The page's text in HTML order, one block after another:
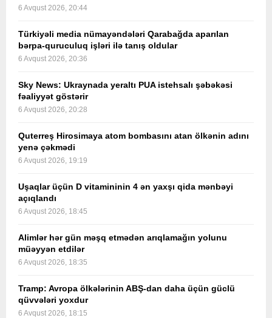
6 Avqust 2026, 20:44
Türkiyəli media nümayəndələri Qarabağda aparılan
bərpa-quruculuq işləri ilə tanış oldular
6 Avqust 2026, 20:36
Sky News: Ukraynada yeraltı PUA istehsalı şəbəkəsi
fəaliyyət göstərir
6 Avqust 2026, 20:28
Quterreş Hirosimaya atom bombasını atan ölkənin adını
yenə çəkmədi
6 Avqust 2026, 19:19
Uşaqlar üçün D vitamininin 4 ən yaxşı qida mənbəyi
açıqlandı
6 Avqust 2026, 18:45
Alimlər hər gün məşq etmədən arıqlamağın yolunu
müəyyən etdilər
6 Avqust 2026, 18:35
Tramp: Avropa ölkələrinin ABŞ-dan daha üçün güclü
qüvvələri yoxdur
6 Avqust 2026, 18:15